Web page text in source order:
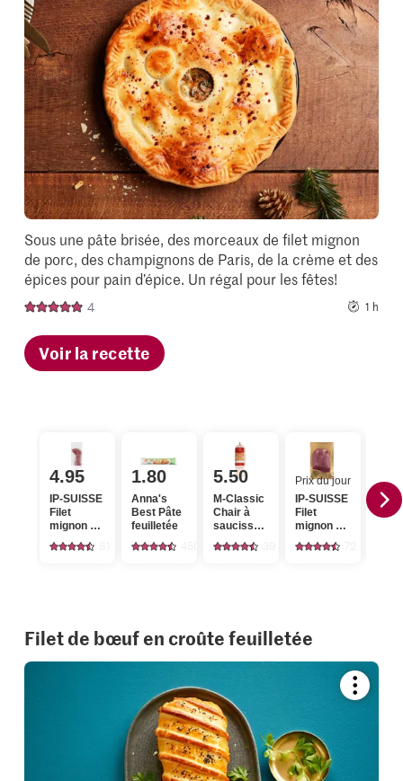
or
add
it
to
your
Sous une pâte brisée, des morceaux de filet mignon
de porc, des champignons de Paris, de la crème et des
épices pour pain d’épice. Un régal pour les fêtes!
4 1 h
Voir la recette
4.95
IP-SUISSE
Filet
mignon de
porc
1.80
Anna's
Best Pâte
feuilletée
5.50
M-Classic
Chair à
saucisse
de veau
Prix du jour
IP-SUISSE
Filet
mignon de
bœuf
Prix
Filet de bœuf en croûte feuilletée
recipe